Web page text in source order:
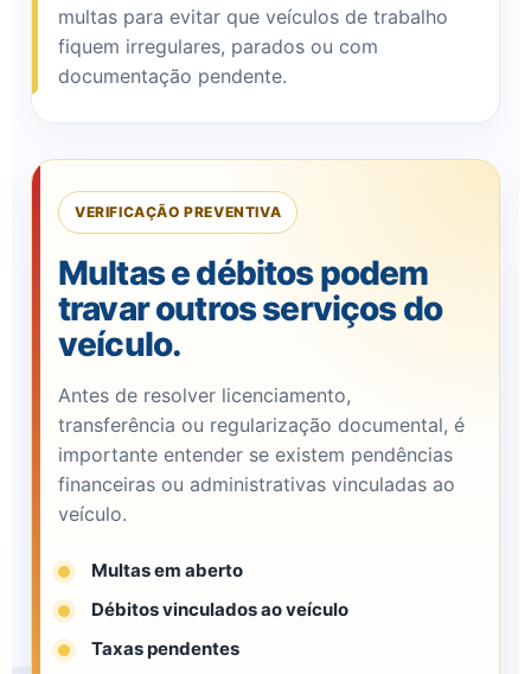
multas para evitar que veículos de trabalho
fiquem irregulares, parados ou com
documentação pendente.
VERIFICAÇÃO PREVENTIVA
Multas e débitos podem
travar outros serviços do
veículo.
Antes de resolver licenciamento,
transferência ou regularização documental, é
importante entender se existem pendências
financeiras ou administrativas vinculadas ao
veículo.
Multas em aberto
Débitos vinculados ao veículo
Taxas pendentes